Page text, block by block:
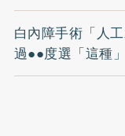
白內障手術「人
過●●度選「這種」